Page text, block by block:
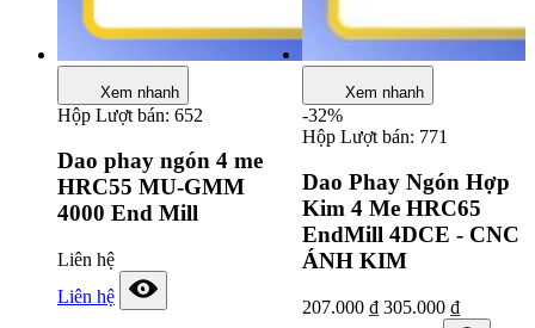
Xem nhanh
Hộp Lượt bán: 652
Dao phay ngón 4 me
HRC55 MU-GMM
4000 End Mill
Liên hệ
Liên hệ
Xem nhanh
-32%
Hộp Lượt bán: 771
Dao Phay Ngón Hợp
Kim 4 Me HRC65
EndMill 4DCE - CNC
ÁNH KIM
207.000₫ 305.000₫